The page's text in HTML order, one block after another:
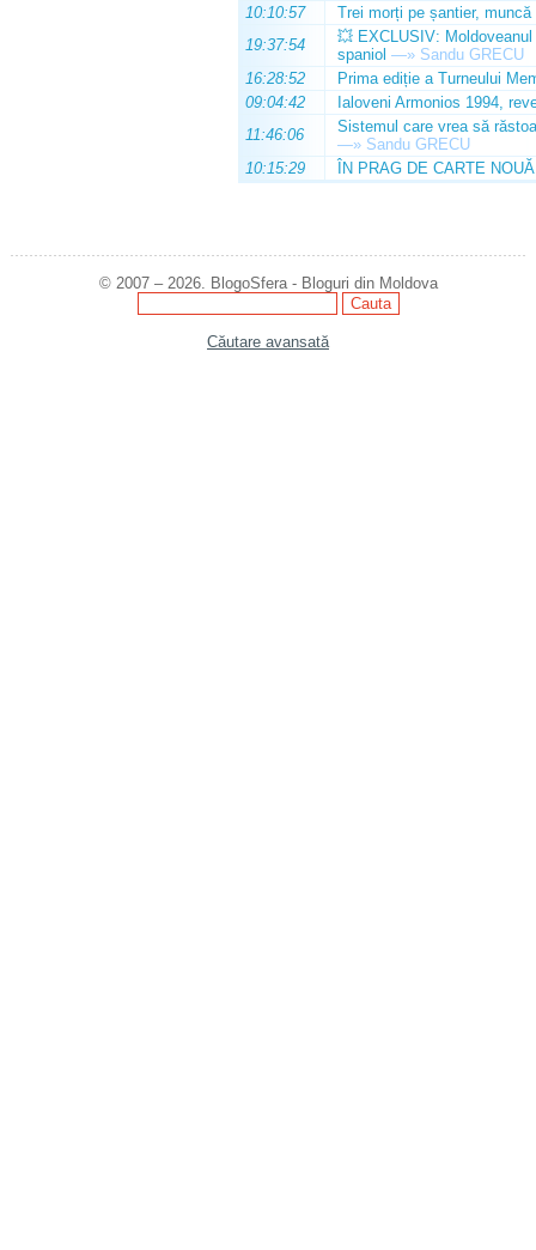
10:10:57
Trei morți pe șantier, muncă
19:37:54
💥 EXCLUSIV:
spaniol —» Sandu GRECU
16:28:52
Prima ediție a Turneului
09:04:42
Ialoveni Armonios 1994,
11:46:06
Sistemul care vrea să
—» Sandu GRECU
10:15:29
ÎN PRAG DE CARTE NOUĂ
© 2007 – 2026. BlogoSfera - Bloguri din Moldova
Căutare avansată